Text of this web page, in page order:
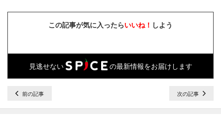
この記事が気に入ったらいいね！ しよう
見逃せない の最新情報をお届けします
前の記事 次の記事